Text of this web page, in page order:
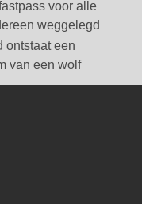
voor alle
weggelegd
ontstaat een
van een wolf